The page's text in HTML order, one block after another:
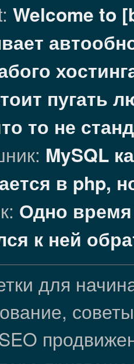
Welcome to
пугать
то не
MySQL
в php,
Одно
к ней
для